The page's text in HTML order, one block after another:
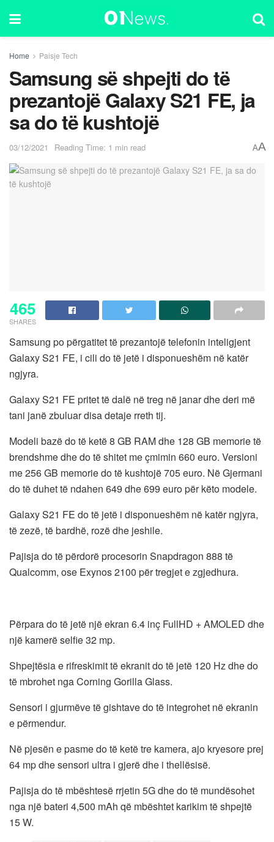
Home Paisje Tech
Samsung së shpejti do të
prezantojë Galaxy S21 FE, ja
sa do të kushtojë
03/12/2021 Reading Time: 1 min read AA
465
SHARES
Samsung po përgatitet të prezantojë telefonin inteligjent
Galaxy S21 FE, i cili do të jetë i disponueshëm në katër
ngjyra.
Galaxy S21 FE pritet të dalë në treg në janar dhe deri më
tani janë zbuluar disa detaje rreth tij.
Modeli bazë do të ketë 8 GB RAM dhe 128 GB memorie të
brendshme dhe do të shitet me çmimin 660 euro. Versioni
me 256 GB memorie do të kushtojë 705 euro. Në Gjermani
do të duhet të ndahen 649 dhe 699 euro për këto modele.
Galaxy S21 FE do të jetë i disponueshëm në katër ngjyra,
të zezë, të bardhë, rozë dhe jeshile.
Pajisja do të përdorë procesorin Snapdragon 888 të
Qualcomm, ose Exynos 2100 për tregjet e zgjedhura.
Përpara do të jetë një ekran 6.4 inç FullHD + AMOLED dhe
një kamerë selfie 32 mp.
Shpejtësia e rifreskimit të ekranit do të jetë 120 Hz dhe do
të mbrohet nga Corning Gorilla Glass.
Sensori i gjurmëve të gishtave do të integrohet në ekranin
e përmendur.
Në pjesën e pasme do të ketë tre kamera, ajo kryesore prej
64 mp dhe sensori ultra i gjerë dhe i thellësisë.
Pajisja do të mbështesë rrjetin 5G dhe do të mundësohet
nga një bateri 4,500 mAh që mbështet karikim të shpejtë
15 W.